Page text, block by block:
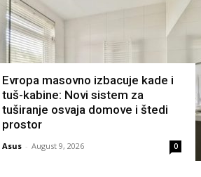
Evropa masovno izbacuje kade i
tuš-kabine: Novi sistem za
tuširanje osvaja domove i štedi
prostor
Asus - August 9, 2026 0